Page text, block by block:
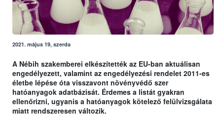
2021. május 19, szerda
A Nébih szakemberei elkészítették az EU-ban aktuálisan
engedélyezett, valamint az engedélyezési rendelet 2011-es
életbe lépése óta visszavont növényvédő szer
hatóanyagok adatbázisát. Érdemes a listát gyakran
ellenőrizni, ugyanis a hatóanyagok kötelező felülvizsgálata
miatt rendszeresen változik.